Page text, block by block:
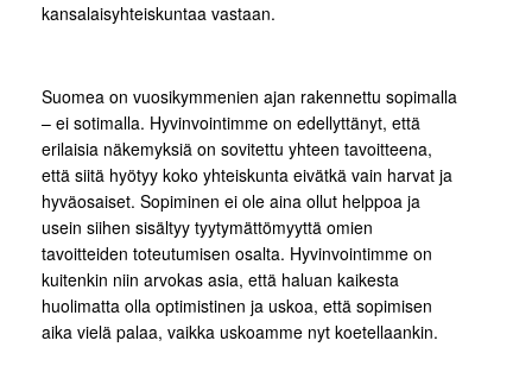
kansalaisyhteiskuntaa vastaan.
Suomea on vuosikymmenien ajan rakennettu sopimalla
– ei sotimalla. Hyvinvointimme on edellyttänyt, että
erilaisia näkemyksiä on sovitettu yhteen tavoitteena,
että siitä hyötyy koko yhteiskunta eivätkä vain harvat ja
hyväosaiset. Sopiminen ei ole aina ollut helppoa ja
usein siihen sisältyy tyytymättömyyttä omien
tavoitteiden toteutumisen osalta. Hyvinvointimme on
kuitenkin niin arvokas asia, että haluan kaikesta
huolimatta olla optimistinen ja uskoa, että sopimisen
aika vielä palaa, vaikka uskoamme nyt koetellaankin.